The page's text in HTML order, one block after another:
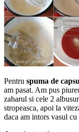
Pentru spuma de
am pasat. Am pus
zaharul si cele 2
stropeasca, apoi la
daca am intors vasul